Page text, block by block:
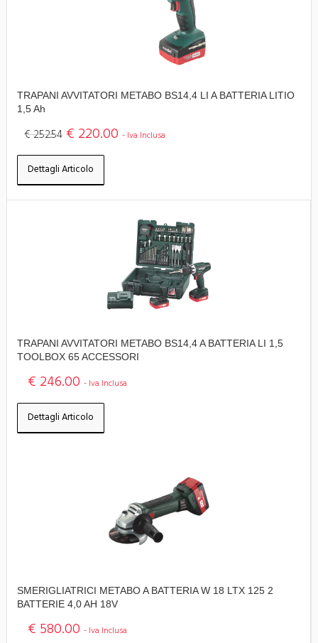
TRAPANI AVVITATORI METABO BS14,4 LI A BATTERIA LITIO
1,5 Ah
€ 252.54 € 220.00 - Iva Inclusa
Dettagli Articolo
TRAPANI AVVITATORI METABO BS14,4 A BATTERIA LI 1,5
TOOLBOX 65 ACCESSORI
€ 246.00 - Iva Inclusa
Dettagli Articolo
SMERIGLIATRICI METABO A BATTERIA W 18 LTX 125 2
BATTERIE 4,0 AH 18V
€ 580.00 - Iva Inclusa